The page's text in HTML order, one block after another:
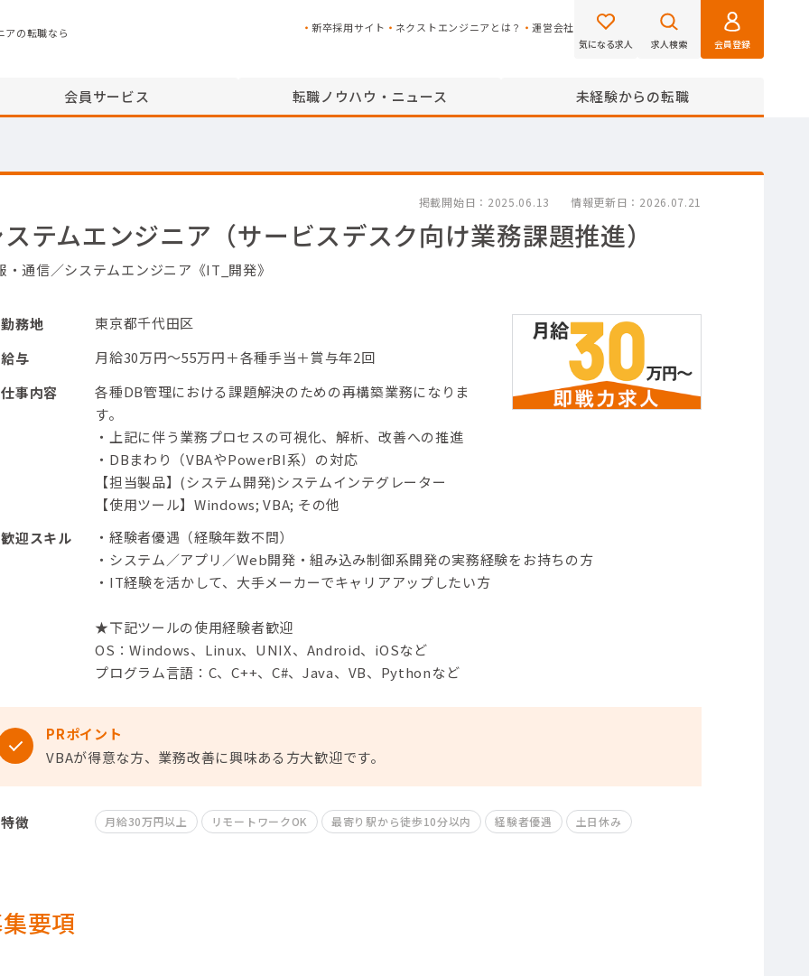
アの転職なら 新卒採用サイト ネクストエンジニアとは？ 運営会社
気になる求人 求人検索 会員登録
会員サービス 転職ノウハウ・ニュース 未経験からの転職
掲載開始日 2025.06.13 情報更新日 2026.07.21
テムエンジニア（サービスデスク向け業務課題推進）
・通信／システムエンジニア《IT_開発》
勤務地
東京都千代田区
給与
月給30万円～55万円＋各種手当＋賞与年2回
仕事内容
各種DB管理における課題解決のための再構築業務になりま
す。
・上記に伴う業務プロセスの可視化、解析、改善への推進
・DBまわり（VBAやPowerBI系）の対応
【担当製品】(システム開発)システムインテグレーター
【使用ツール】Windows; VBA; その他
歓迎スキル
・経験者優遇（経験年数不問）
・システム／アプリ／Web開発・組み込み制御系開発の実務経験をお持ちの方
・IT経験を活かして、大手メーカーでキャリアアップしたい方
★下記ツールの使用経験者歓迎
OS：Windows、Linux、UNIX、Android、iOSなど
プログラム言語：C、C++、C#、Java、VB、Pythonなど
PRポイント
VBAが得意な方、業務改善に興味ある方大歓迎です。
特徴 月給30万円以上 リモートワークOK 最寄り駅から徒歩10分以内 経験者優遇 土日休み
要項